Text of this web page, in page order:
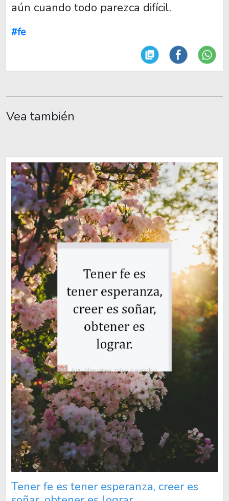
aún cuando todo parezca difícil.
#fe
Vea también
Tener fe es tener esperanza, creer es